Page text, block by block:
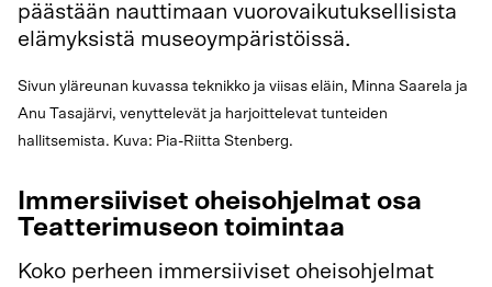
päästään nauttimaan vuorovaikutuksellisista
elämyksistä museoympäristöissä.
Sivun yläreunan kuvassa teknikko ja viisas eläin, Minna Saarela ja
Anu Tasajärvi, venyttelevät ja harjoittelevat tunteiden
hallitsemista. Kuva: Pia-Riitta Stenberg.
Immersiiviset oheisohjelmat osa
Teatterimuseon toimintaa
Koko perheen immersiiviset oheisohjelmat